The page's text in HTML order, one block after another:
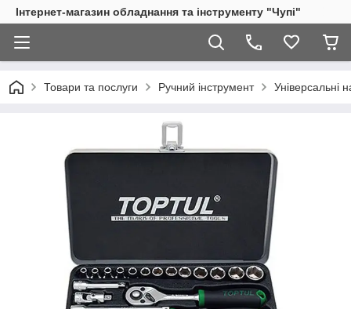
Інтернет-магазин обладнання та інструменту "Чупі"
Товари та послуги Ручний інструмент Універсальні